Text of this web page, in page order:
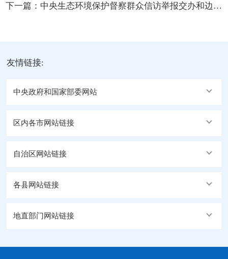
下一篇： 中央生态环境保护督察群众信访举报交办和边督边改公开情况（第二十七批）
友情链接:
中央政府和国家部委网站
区内各市网站链接
自治区网站链接
各县网站链接
地直部门网站链接